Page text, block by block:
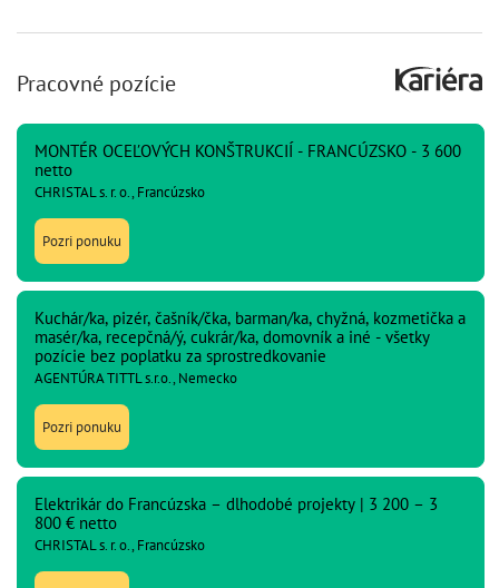
Pracovné pozície
MONTÉR OCEĽOVÝCH KONŠTRUKCIÍ - FRANCÚZSKO - 3 600
netto
CHRISTAL s. r. o., Francúzsko
Pozri ponuku
Kuchár/ka, pizér, čašník/čka, barman/ka, chyžná, kozmetička a
masér/ka, recepčná/ý, cukrár/ka, domovník a iné - všetky
pozície bez poplatku za sprostredkovanie
AGENTÚRA TITTL s.r.o., Nemecko
Pozri ponuku
Elektrikár do Francúzska – dlhodobé projekty | 3 200 – 3
800 € netto
CHRISTAL s. r. o., Francúzsko